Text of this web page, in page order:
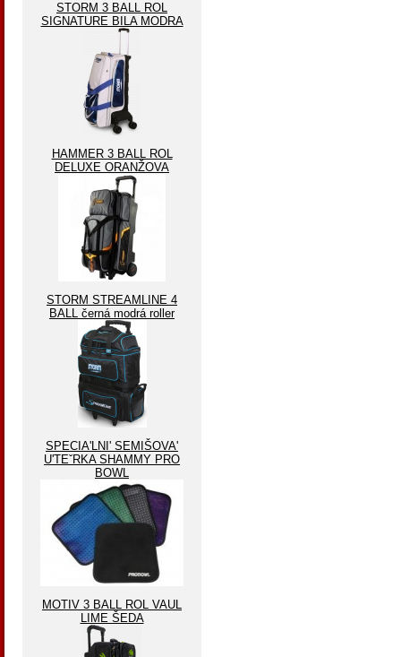
STORM 3 BALL ROL
SIGNATURE BILA MODRA
HAMMER 3 BALL ROL
DELUXE ORANŽOVA
STORM STREAMLINE 4
BALL černá modrá roller
SPECIA'LNI' SEMIŠOVA'
U'TEˇRKA SHAMMY PRO
BOWL
MOTIV 3 BALL ROL VAUL
LIME ŠEDA